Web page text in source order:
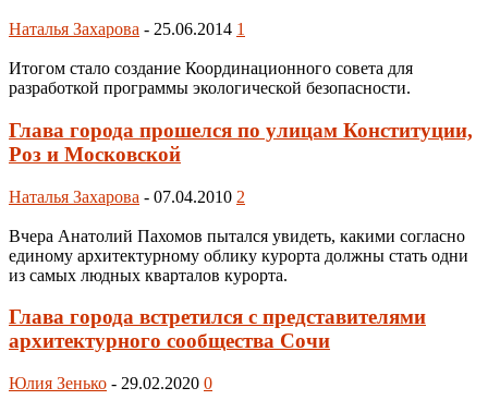
Наталья Захарова - 25.06.2014 1
Итогом стало создание Координационного совета для
разработкой программы экологической безопасности.
Глава города прошелся по улицам Конституции,
Роз и Московской
Наталья Захарова - 07.04.2010 2
Вчера Анатолий Пахомов пытался увидеть, какими согласно
единому архитектурному облику курорта должны стать одни
из самых людных кварталов курорта.
Глава города встретился с представителями
архитектурного сообщества Сочи
Юлия Зенько - 29.02.2020 0